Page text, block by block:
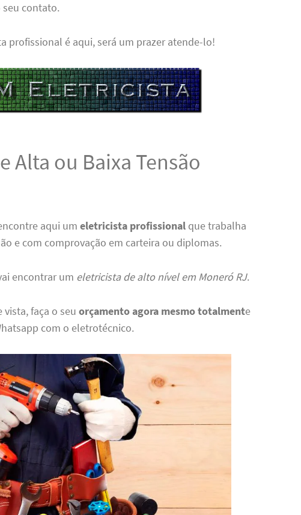
contato.
profissional é aqui, será um prazer atende-lo!
Alta ou Baixa Tensão
aqui umeletricista profissional que trabalha
e com comprovação em carteira ou diplomas.
encontrar um eletricista de alto nível em Moneró RJ.
vista, faça o seuorçamento agora mesmo totalmente
com o eletrotécnico.